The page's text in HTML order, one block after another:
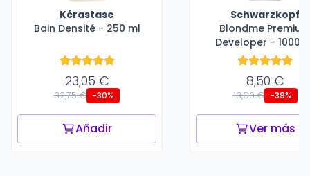
Kérastase
Bain Densité - 250 ml
23,05 €
32,75 € -30%
Añadir
Schwarzkopf
Blondme
Developer - 1000
8,50 €
13,90 € -39%
Ver más